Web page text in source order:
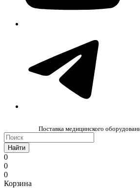
Поставка медицинского
Найти
0
0
0
Корзина